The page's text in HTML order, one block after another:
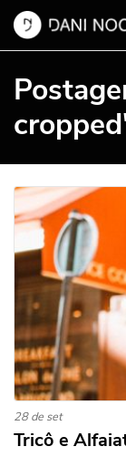
28 de set
Tricô e